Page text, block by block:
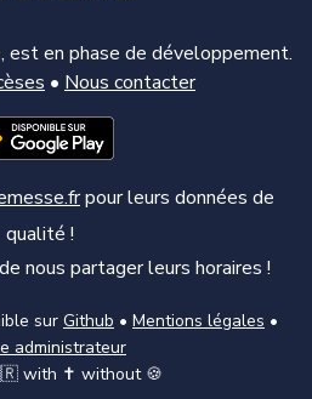
est en phase de développement.
• Nous contacter
pour leurs données de
qualité !
nous partager leurs horaires !
sur Github • Mentions légales •
administrateur
with ✝️ without 🍪